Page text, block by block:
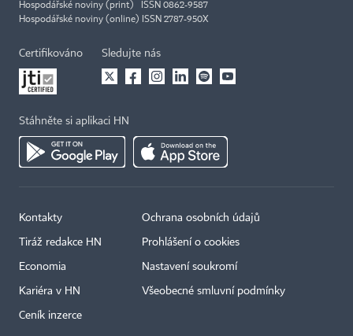
Hospodářské noviny (print) ISSN 0862-9587
Hospodářské noviny (online) ISSN 2787-950X
Certifikováno Sledujte nás
Stáhněte si aplikaci HN
Kontakty
Tiráž redakce HN
Economia
Kariéra v HN
Ceník inzerce
Ochrana osobních údajů
Prohlášení o cookies
Nastavení soukromí
Všeobecné smluvní podmínky